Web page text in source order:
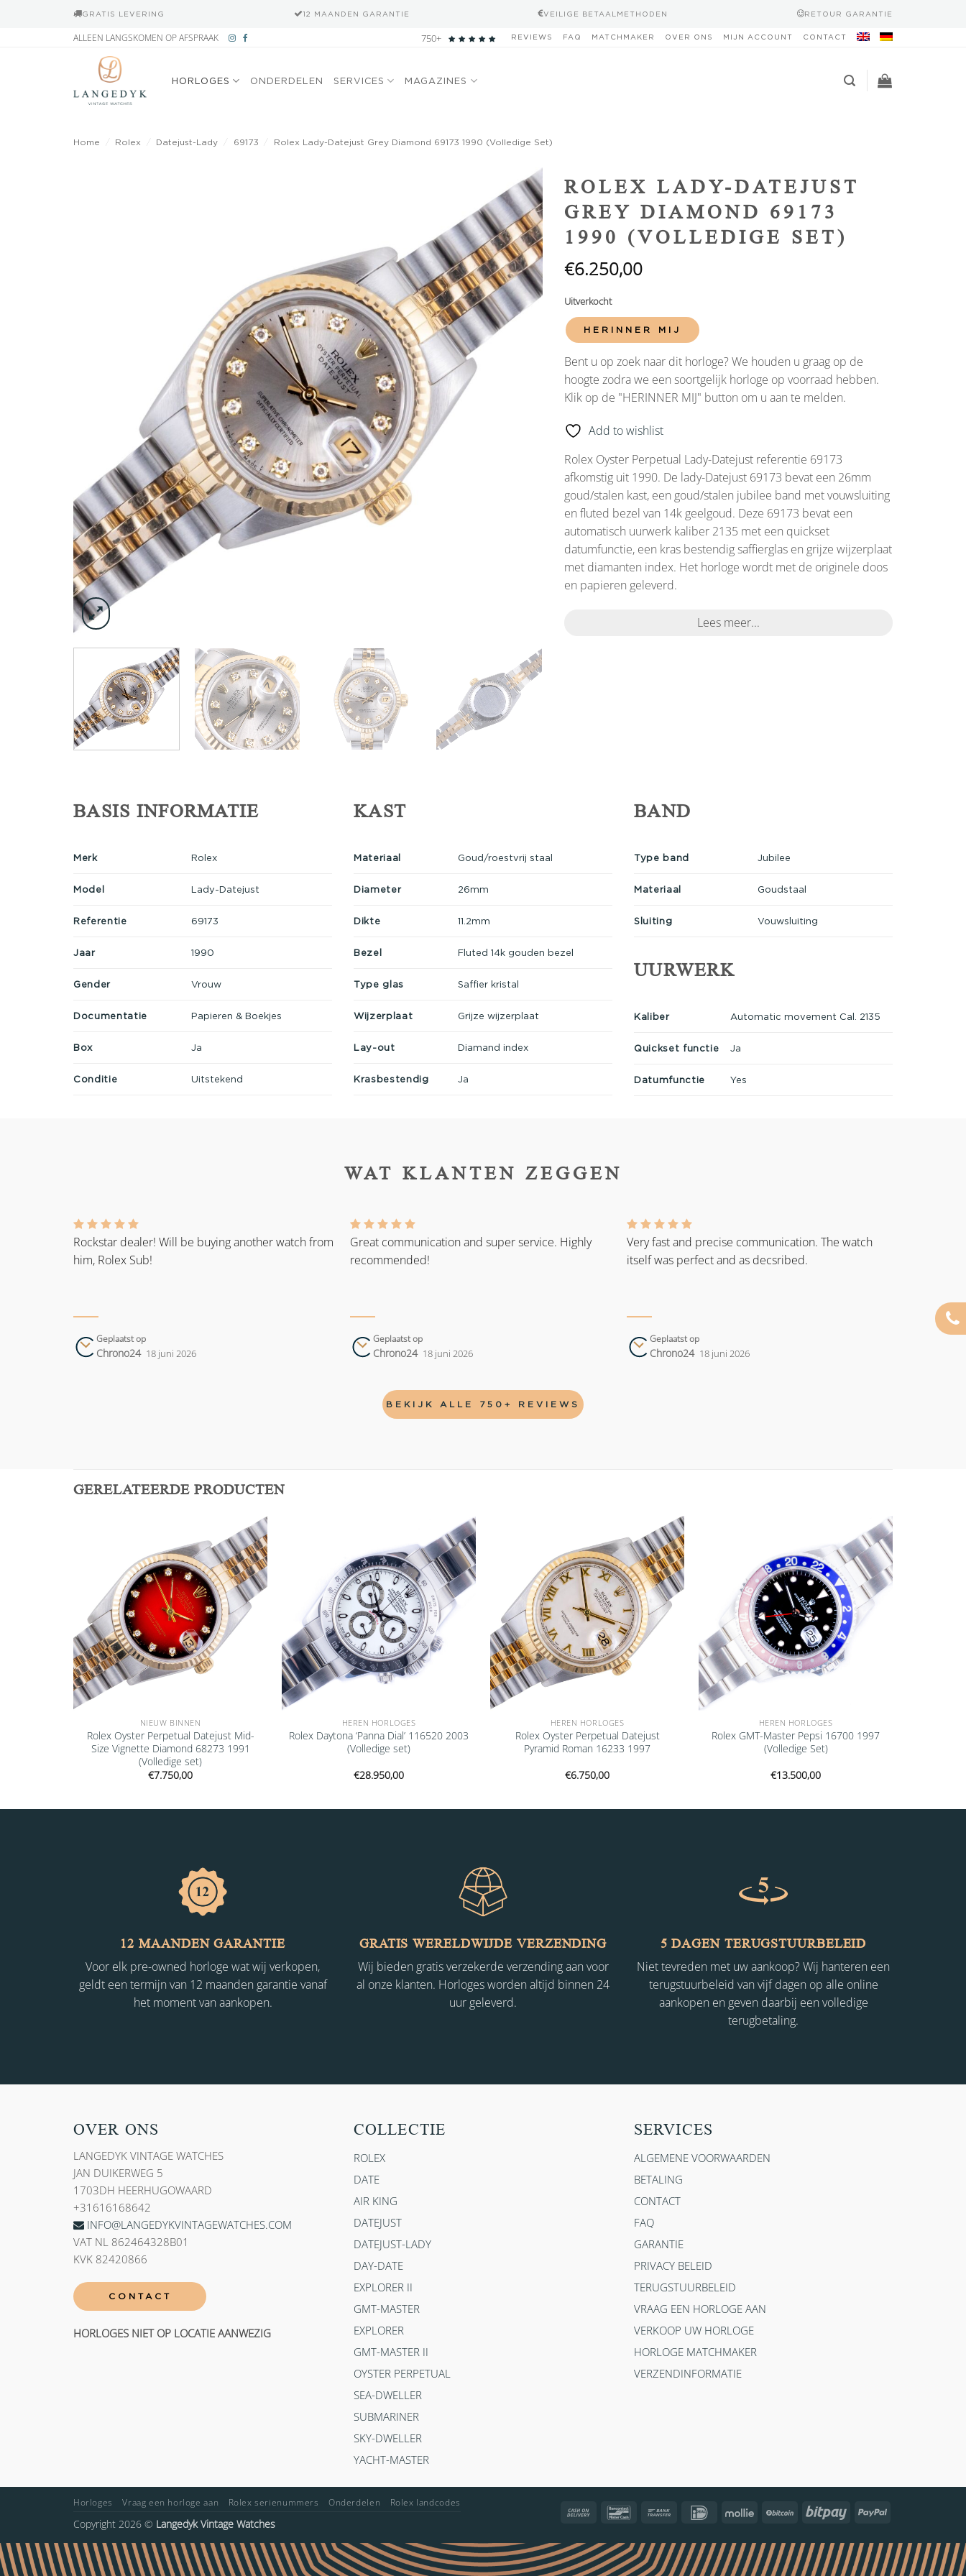
GRATIS LEVERING 12 MAANDEN GARANTIE VEILIGE BETAALMETHODEN RETOUR GARANTIE
ALLEEN LANGSKOMEN OP AFSPRAAK 750+ REVIEWS FAQ MATCHMAKER OVER ONS MIJN ACCOUNT CONTACT
HORLOGES ONDERDELEN SERVICES MAGAZINES
Home Rolex Datejust-Lady 69173 Rolex Lady-Datejust Grey Diamond 69173 1990 (Volledige Set)
Add to
wishlist
ROLEX LADY-DATEJUST
GREY DIAMOND 69173
1990 (VOLLEDIGE SET)
€6.250,00
Uitverkocht
HERINNER MIJ
Bent u op zoek naar dit horloge? We houden u graag op de
hoogte zodra we een soortgelijk horloge op voorraad hebben.
Klik op de "HERINNER MIJ" button om u aan te melden.
Add to wishlist
Rolex Oyster Perpetual Lady-Datejust referentie 69173
afkomstig uit 1990. De lady-Datejust 69173 bevat een 26mm
goud/stalen kast, een goud/stalen jubilee band met vouwsluiting
en fluted bezel van 14k geelgoud. Deze 69173 bevat een
automatisch uurwerk kaliber 2135 met een quickset
datumfunctie, een kras bestendig saffierglas en grijze wijzerplaat
met diamanten index. Het horloge wordt met de originele doos
en papieren geleverd.
Lees meer...
BASIS INFORMATIE
Merk Rolex
Model Lady-Datejust
Referentie 69173
Jaar 1990
Gender Vrouw
Documentatie Papieren & Boekjes
Box Ja
Conditie Uitstekend
KAST
Materiaal Goud/roestvrij staal
Diameter 26mm
Dikte 11.2mm
Bezel Fluted 14k gouden bezel
Type glas Saffier kristal
Wijzerplaat Grijze wijzerplaat
Lay-out Diamand index
Krasbestendig Ja
BAND
Type band Jubilee
Materiaal Goudstaal
Sluiting Vouwsluiting
UURWERK
Kaliber Automatic movement Cal. 2135
Quickset functie Ja
Datumfunctie Yes
WAT KLANTEN ZEGGEN
Rockstar dealer! Will be buying another watch from
him, Rolex Sub!
Geplaatst op
Chrono24 18 juni 2026
Great communication and super service. Highly
recommended!
Geplaatst op
Chrono24 18 juni 2026
Very fast and precise communication. The watch
itself was perfect and as decsribed.
Geplaatst op
Chrono24 18 juni 2026
BEKIJK ALLE 750+ REVIEWS
GERELATEERDE PRODUCTEN
Add to
wishlist
NIEUW BINNEN
Rolex Oyster Perpetual Datejust Mid-
Size Vignette Diamond 68273 1991
(Volledige set)
€7.750,00
Add to
wishlist
HEREN HORLOGES
Rolex Daytona ‘Panna Dial’ 116520 2003
(Volledige set)
€28.950,00
Add to
wishlist
HEREN HORLOGES
Rolex Oyster Perpetual Datejust
Pyramid Roman 16233 1997
€6.750,00
Add to
wishlist
HEREN HORLOGES
Rolex GMT-Master Pepsi 16700 1997
(Volledige Set)
€13.500,00
12 MAANDEN GARANTIE
Voor elk pre-owned horloge wat wij verkopen,
geldt een termijn van 12 maanden garantie vanaf
het moment van aankopen.
GRATIS WERELDWIJDE VERZENDING
Wij bieden gratis verzekerde verzending aan voor
al onze klanten. Horloges worden altijd binnen 24
uur geleverd.
5 DAGEN TERUGSTUURBELEID
Niet tevreden met uw aankoop? Wij hanteren een
terugstuurbeleid van vijf dagen op alle online
aankopen en geven daarbij een volledige
terugbetaling.
OVER ONS
LANGEDYK VINTAGE WATCHES
JAN DUIKERWEG 5
1703DH HEERHUGOWAARD
+31616168642
INFO@LANGEDYKVINTAGEWATCHES.COM
VAT NL 862464328B01
KVK 82420866
CONTACT
HORLOGES NIET OP LOCATIE AANWEZIG
COLLECTIE
ROLEX
DATE
AIR KING
DATEJUST
DATEJUST-LADY
DAY-DATE
EXPLORER II
GMT-MASTER
EXPLORER
GMT-MASTER II
OYSTER PERPETUAL
SEA-DWELLER
SUBMARINER
SKY-DWELLER
YACHT-MASTER
SERVICES
ALGEMENE VOORWAARDEN
BETALING
CONTACT
FAQ
GARANTIE
PRIVACY BELEID
TERUGSTUURBELEID
VRAAG EEN HORLOGE AAN
VERKOOP UW HORLOGE
HORLOGE MATCHMAKER
VERZENDINFORMATIE
Cash
Delivery
Bancontact Bank
IDeal Mollie BitCoin Bitpay PayPal
Horloges Vraag een horloge aan Rolex serienummers Onderdelen Rolex landcodes
Copyright 2026 © Langedyk Vintage Watches